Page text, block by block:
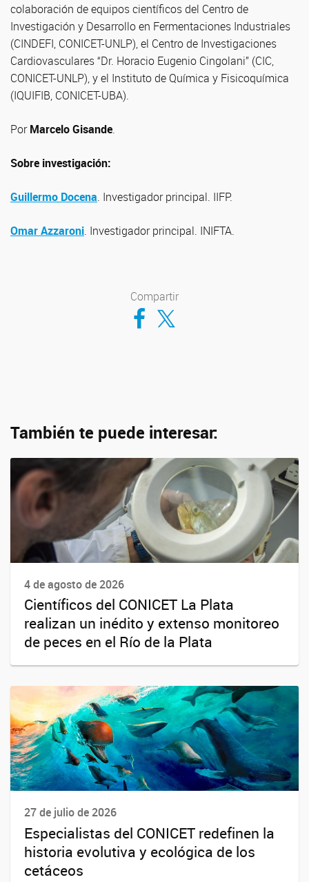
colaboración de equipos científicos del Centro de
Investigación y Desarrollo en Fermentaciones Industriales
(CINDEFI, CONICET-UNLP), el Centro de Investigaciones
Cardiovasculares “Dr. Horacio Eugenio Cingolani” (CIC,
CONICET-UNLP), y el Instituto de Química y Fisicoquímica
(IQUIFIB, CONICET-UBA).
PorMarcelo Gisande.
Sobre investigación:
Guillermo Docena. Investigador principal. IIFP.
Omar Azzaroni. Investigador principal. INIFTA.
Compartir
Compartir en Facebook
Compartir en Twitter
También te puede interesar:
4 de agosto de 2026
Científicos del CONICET La Plata
realizan un inédito y extenso monitoreo
de peces en el Río de la Plata
27 de julio de 2026
Especialistas del CONICET redefinen la
historia evolutiva y ecológica de los
cetáceos